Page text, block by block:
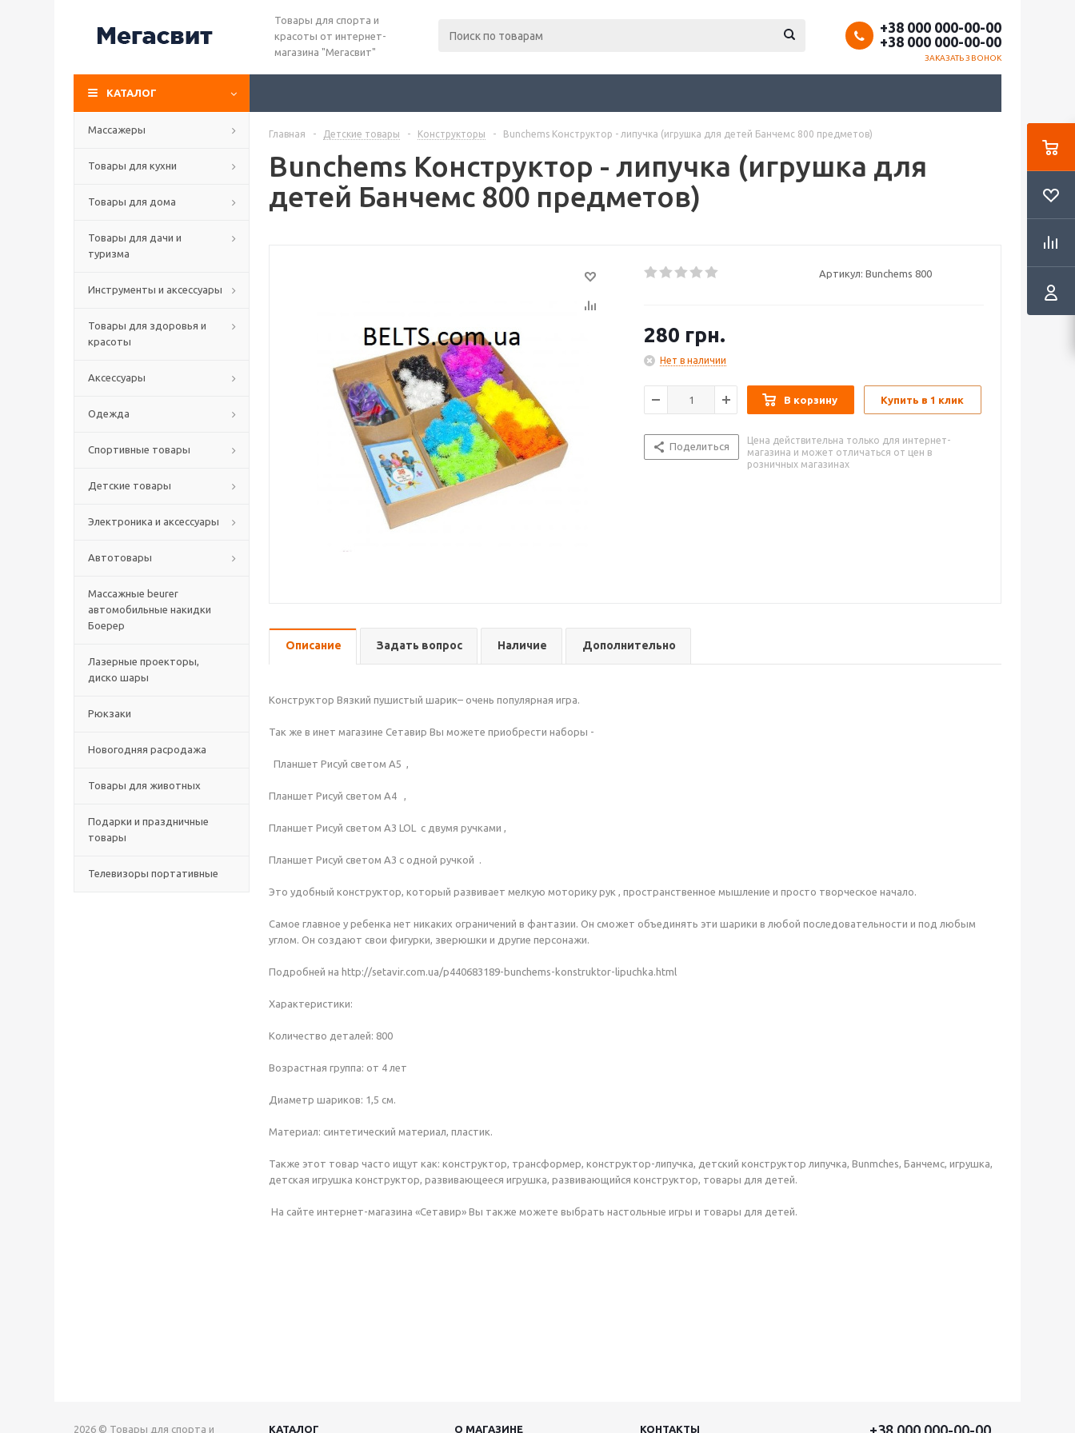
Товары для спорта и
красоты от интернет-
магазина "Мегасвит"
+38 000 000-00-00
+38 000 000-00-00
ЗАКАЗАТЬ ЗВОНОК
КАТАЛОГ
Массажеры
Товары для кухни
Товары для дома
Товары для дачи и
туризма
Инструменты и аксессуары
Товары для здоровья и
красоты
Аксессуары
Одежда
Спортивные товары
Детские товары
Электроника и аксессуары
Автотовары
Массажные beurer
автомобильные накидки
Боерер
Лазерные проекторы,
диско шары
Рюкзаки
Новогодняя расродажа
Товары для животных
Подарки и праздничные
товары
Телевизоры портативные
Главная - Детские товары - Конструкторы - Bunchems Конструктор - липучка (игрушка для детей Банчемс 800 предметов)
Bunchems Конструктор - липучка (игрушка для
детей Банчемс 800 предметов)
Артикул: Bunchems 800
280 грн.
Нет в наличии
В корзину Купить в 1 клик
Поделиться
Цена действительна только для интернет-
магазина и может отличаться от цен в
розничных магазинах
Описание Задать вопрос Наличие Дополнительно
Конструктор Вязкий пушистый шарик– очень популярная игра.
Так же в инет магазине Сетавир Вы можете приобрести наборы -
Планшет Рисуй светом А5 ,
Планшет Рисуй светом А4 ,
Планшет Рисуй светом А3 LOL с двумя ручками ,
Планшет Рисуй светом А3 с одной ручкой .
Это удобный конструктор, который развивает мелкую моторику рук , пространственное мышление и просто творческое начало.
Самое главное у ребенка нет никаких ограничений в фантазии. Он сможет объединять эти шарики в любой последовательности и под любым
углом. Он создают свои фигурки, зверюшки и другие персонажи.
Подробней на http://setavir.com.ua/p440683189-bunchems-konstruktor-lipuchka.html
Характеристики:
Количество деталей: 800
Возрастная группа: от 4 лет
Диаметр шариков: 1,5 см.
Материал: синтетический материал, пластик.
Также этот товар часто ищут как: конструктор, трансформер, конструктор-липучка, детский конструктор липучка, Bunmches, Банчемс, игрушка,
детская игрушка конструктор, развивающееся игрушка, развивающийся конструктор, товары для детей.
На сайте интернет-магазина «Сетавир» Вы также можете выбрать настольные игры и товары для детей.
2026 © Товары для спорта и КАТАЛОГ О МАГАЗИНЕ КОНТАКТЫ +38 000 000-00-00